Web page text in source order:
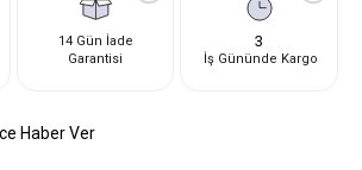
14 Gün İade
Garantisi
3
İş Gününde Kargo
Haber Ver